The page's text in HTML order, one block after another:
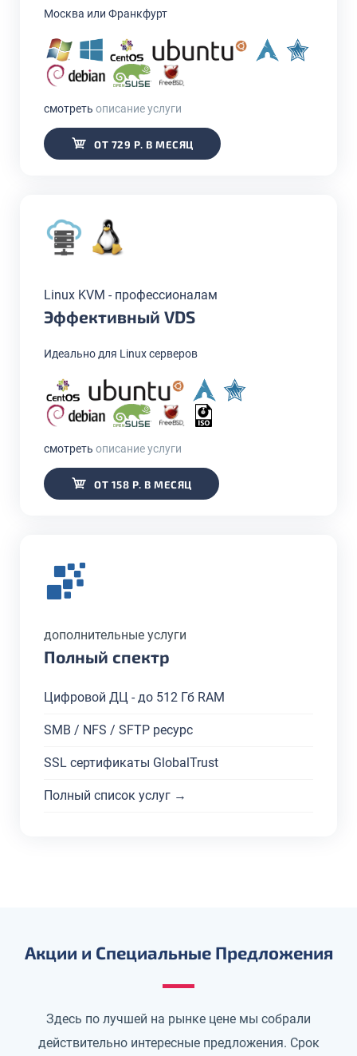
Москва или Франкфурт
смотреть описание услуги
ОТ 729 Р. В МЕСЯЦ
Linux KVM - профессионалам
Эффективный VDS
Идеально для Linux серверов
смотреть описание услуги
ОТ 158 Р. В МЕСЯЦ
дополнительные услуги
Полный спектр
Цифровой ДЦ - до 512 Гб RAM
SMB / NFS / SFTP ресурс
SSL сертификаты GlobalTrust
Полный список услуг →
Акции и Специальные Предложения
Здесь по лучшей на рынке цене мы собрали
действительно интересные предложения. Срок